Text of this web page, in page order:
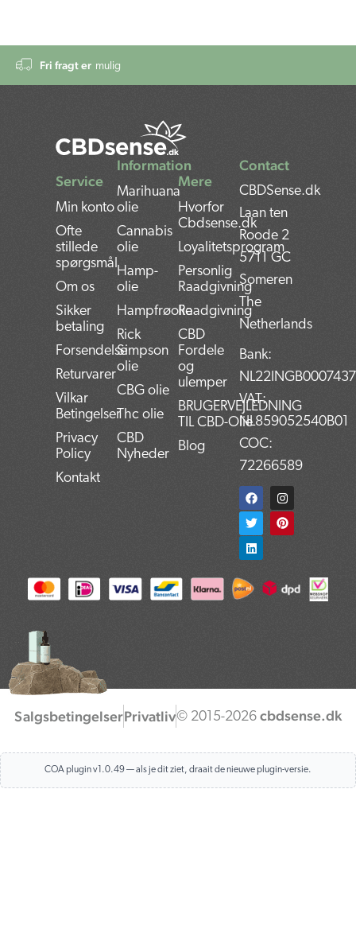
Fri fragt er mulig
Contact
CBDSense.dk
Laan ten
Roode 2
5711 GC
Someren
The
Netherlands
Bank:
VAT:
NL859052540B01
COC:
72266589
F
a
c
e
b
o
o
I
n
s
t
a
m
T
w
i
t
t
e
r
P
i
n
t
e
t
L
i
n
k
e
d
i
Service
Min konto
Ofte
stillede
spørgsmål
Om os
Sikker
betaling
Forsendelse
Returvarer
Vilkar
Betingelser
Privacy
Policy
Kontakt
Information
Marihuana
olie
Cannabis
olie
Hamp-
olie
Hampfrøolie
Rick
Simpson
olie
CBG olie
Thc olie
CBD
Nyheder
Mere
Hvorfor
Cbdsense.dk
Loyalitetsprogram
Personlig
Raadgivning
Raadgivning
CBD
Fordele
og
ulemper
BRUGERVEJLEDNING
TIL CBD-Olie
Blog
Salgsbetingelser Privatliv © 2015-2026 cbdsense.dk
COA plugin v1.0.49 — als je dit ziet, draait de nieuwe plugin-versie.